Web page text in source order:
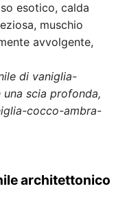
esotico, calda
muschio
avvolgente,
di vaniglia-
scia profonda,
cocco-ambra-
architettonico